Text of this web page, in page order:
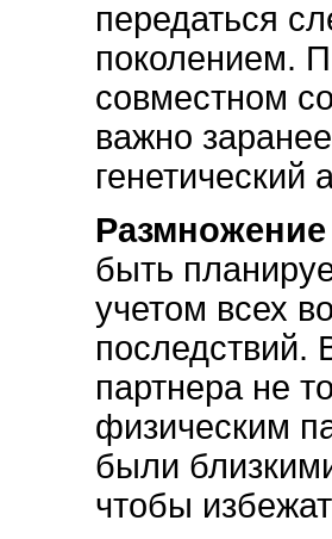
передаться
поколением.
совместном
важно
генетический
быть
учетом всех
последствий.
партнера не
физическим
были
чтобы